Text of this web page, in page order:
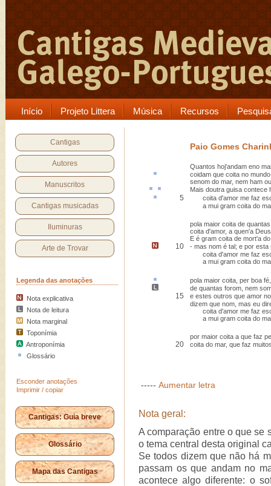
Início Projeto Littera Música Recursos
Cantigas
Autores
Manuscritos
Cantigas musicadas
Iluminuras
Arte de Trovar
Legenda das anotações
Nota explicativa
Nota de leitura
Nota marginal
Toponímia
Antroponímia
Glossário
Esconder anotações
Imprimir / copiar
Cantigas: Guia breve
Glossário
Mapa das Cantigas
Paio Gomes
Quantos hoj'andam eno
coidam que coita no
senom do mar, nem ham
Mais doutra guisa contece
5 coita d'amor me faz
a mui gram coita do
pola maior coita de
coita d'amor, a quen'a
E é gram coita de mort'a
10 - mas nom é tal; e por esta
coita d'amor me faz
a mui gram coita do
pola maior coita, per boa fé
de quantas forom, nem
15
e estes outros que amor
dizem que nom, mas eu
coita d'amor me faz
a mui gram coita do
por maior coita a que faz
20 coita do mar, que faz
----- Aumentar letra
Nota geral:
A comparação entre o que se
o tema central desta original
Se todos dizem que não há
passam os que andam no
acontece algo diferente: o